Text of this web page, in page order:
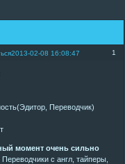
1
2013-02-08 16:08:47
Переводчик)
момент очень сильно
Переводчики с англ, тайперы,